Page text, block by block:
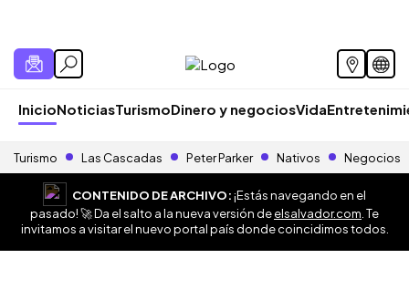
InicioNoticiasTurismoDinero y negociosVida
Turismo Las Cascadas Peter Parker Nativos Negocios
CONTENIDO DE ARCHIVO:¡Estás navegando en el
pasado! 🚀 Da el salto a la nueva versión deelsalvador.com . Te
invitamos a visitar el nuevo portal país donde coincidimos todos.